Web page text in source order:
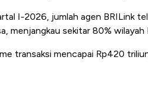
I-2026, jumlah agen BRILink
menjangkau sekitar 80% wilayah
transaksi mencapai Rp420